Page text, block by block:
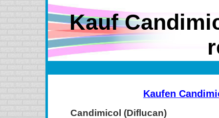
Kauf
Kaufen
Candimicol (Diflucan)